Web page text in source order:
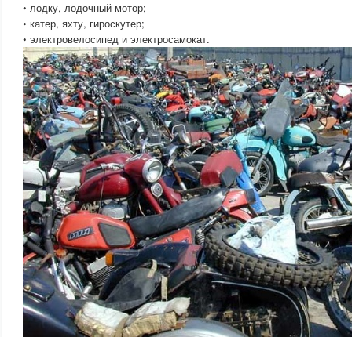
• лодку, лодочный мотор;
• катер, яхту, гироскутер;
• электровелосипед и электросамокат.